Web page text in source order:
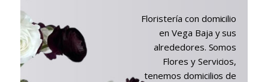
Floristería con domicilio
en Vega Baja y sus
alrededores. Somos
Flores y Servicios,
tenemos domicilios de